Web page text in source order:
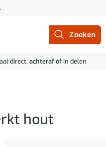
direct, achterafóf in delen
hout